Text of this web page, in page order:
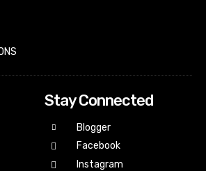
Stay Connected
Blogger
Facebook
Instagram